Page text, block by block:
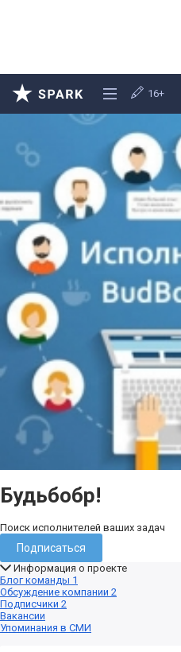
16+
Будьбобр!
Поиск исполнителей ваших задач
Подписаться
Информация о проекте
Блог команды 1
Обсуждение компании 2
Подписчики 2
Вакансии
Упоминания в СМИ